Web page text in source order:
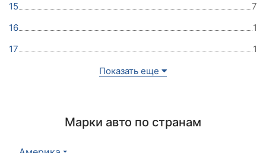
15
7
16
1
17
1
Показать еще
Марки авто по странам